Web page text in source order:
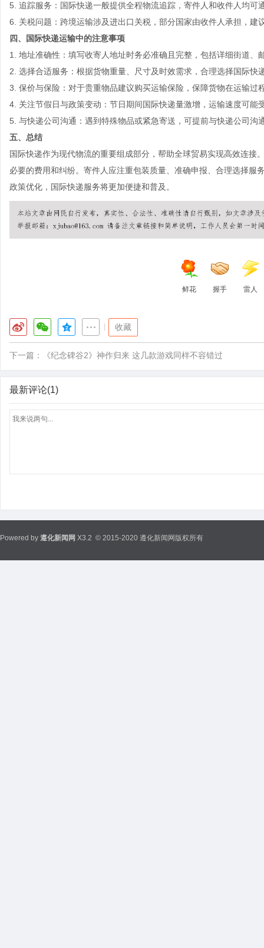
5. 追踪服务： 国际快递一般提供全程物流追踪，寄件人和收件人均
6. 关税问题： 跨境运输涉及进出口关税，部分国家由收件人承担，
四、国际快递运输中的注意事项
1. 地址准确性：填写收寄人地址时务必准确且完整，包括详细街道、
2. 选择合适服务：根据货物重量、尺寸及时效需求，合理选择国际
3. 保价与保险：对于贵重物品建议购买运输保险，保障货物在运输过
4. 关注节假日与政策变动：节日期间国际快递量激增，运输速度可
5. 与快递公司沟通：遇到特殊物品或紧急寄送，可提前与快递公司沟
五、总结
国际快递作为现代物流的重要组成部分，帮助全球贸易实现高效连
必要的费用和纠纷。寄件人应注重包装质量、准确申报、合理选择
政策优化，国际快递服务将更加便捷和普及。
鲜花 握手 雷人
收藏
下一篇： 《纪念碑谷2》神作归来 这几款游戏同样不容错过
最新评论(1)
Powered by 遵化新闻网 X3.2 © 2015-2020 遵化新闻网版权所有